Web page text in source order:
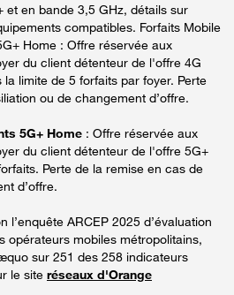
et en bande 3,5 GHz, détails sur
compatibles. Forfaits Mobile
Home : Offre réservée aux
du client détenteur de l'offre 4G
limite de 5 forfaits par foyer. Perte
ou de changement d’offre.
5G+ Home : Offre réservée aux
du client détenteur de l'offre 5G+
Perte de la remise en cas de
d’offre.
l’enquête ARCEP 2025 d’évaluation
opérateurs mobiles métropolitains,
sur 251 des 258 indicateurs
le site réseaux d'Orange